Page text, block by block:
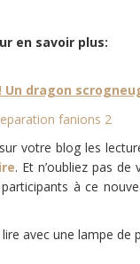
en savoir plus:
Un dragon
votre blog les
. Et n’oubliez pas de
à ce
avec une lampe de